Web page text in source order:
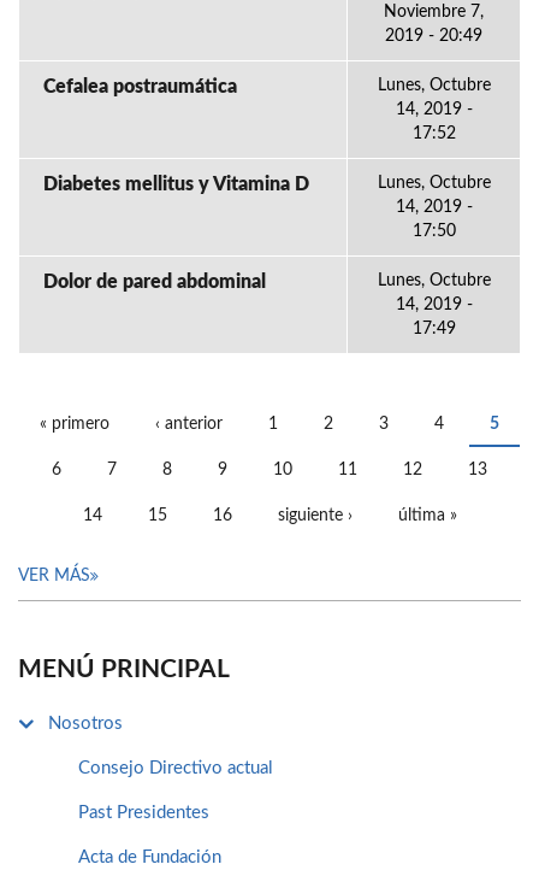
Noviembre 7,
2019 - 20:49
Cefalea postraumática
Lunes, Octubre
14, 2019 -
17:52
Diabetes mellitus y Vitamina D
Lunes, Octubre
14, 2019 -
17:50
Dolor de pared abdominal
Lunes, Octubre
14, 2019 -
17:49
« primero ‹ anterior 1 2 3 4 5
6 7 8 9 10 11 12 13
14 15 16 siguiente › última »
VER MÁS
MENÚ PRINCIPAL
Nosotros
Consejo Directivo actual
Past Presidentes
Acta de Fundación